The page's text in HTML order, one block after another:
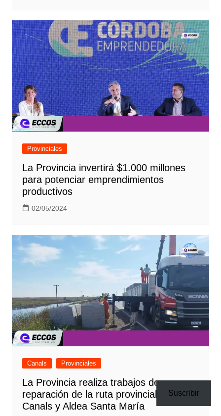
Provinciales
La Provincia invertirá $1.000 millones
para potenciar emprendimientos
productivos
02/05/2024
Canals Provinciales
La Provincia realiza trabajos de
reparación de la ruta provincial 3, entre
Canals y Aldea Santa María
Suscribir